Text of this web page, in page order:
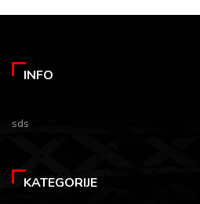
INFO
sds
KATEGORIJE